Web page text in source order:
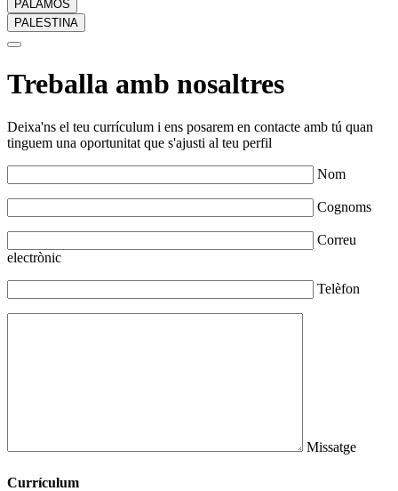
PALAMÓS
PALESTINA
Treballa amb nosaltres
Deixa'ns el teu currículum i ens posarem en contacte amb tú quan
tinguem una oportunitat que s'ajusti al teu perfil
Nom
Cognoms
Correu
electrònic
Telèfon
Missatge
Currículum